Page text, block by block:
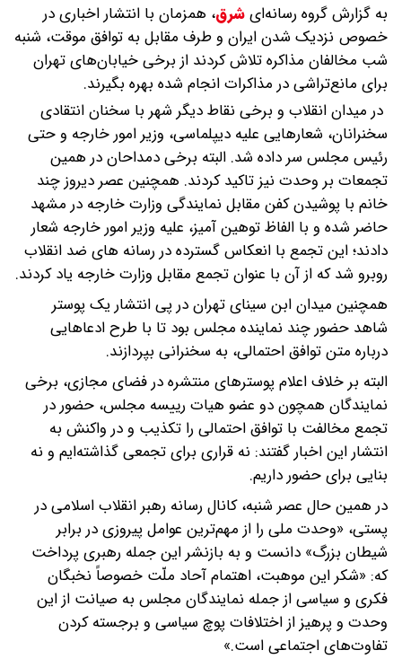
به گزارش گروه رسانه‌ایشرق، همزمان با انتشار اخباری در
خصوص نزدیک شدن ایران و طرف مقابل به توافق موقت، شنبه
شب مخالفان مذاکره تلاش کردند از برخی خیابان‌های تهران
برای مانع‌تراشی در مذاکرات انجام شده بهره بگیرند.
در میدان انقلاب و برخی نقاط دیگر شهر با سخنان انتقادی
سخنرانان، شعارهایی علیه دیپلماسی، وزیر امور خارجه و حتی
رئیس مجلس سر داده شد. البته برخی دمداحان در همین
تجمعات بر وحدت نیز تاکید کردند. همچنین عصر دیروز چند
خانم با پوشیدن کفن مقابل نمایندگی وزارت خارجه در مشهد
حاضر شده و با الفاظ توهین آمیز، علیه وزیر امور خارجه شعار
دادند؛ این تجمع با انعکاس گسترده در رسانه های ضد انقلاب
روبرو شد که از آن با عنوان تجمع مقابل وزارت خارجه یاد کردند.
همچنین میدان ابن سینای تهران در پی انتشار یک پوستر
شاهد حضور چند نماینده مجلس بود تا با طرح ادعاهایی
درباره متن توافق احتمالی، به سخنرانی بپردازند.
البته بر خلاف اعلام پوسترهای منتشره در فضای مجازی، برخی
نمایندگان همچون دو عضو هیات رییسه مجلس، حضور در
تجمع مخالفت با توافق احتمالی را تکذیب و در واکنش به
انتشار این اخبار گفتند: نه قراری برای تجمعی گذاشته‌ایم و نه
بنایی برای حضور داریم.
در همین حال عصر شنبه، کانال رسانه رهبر انقلاب اسلامی در
پستی، «وحدت ملی را از مهم‌ترین عوامل پیروزی در برابر
شیطان بزرگ» دانست و به بازنشر این جمله رهبری پرداخت
که: «شکر این موهبت، اهتمام آحاد ملّت خصوصاً نخبگان
فکری و سیاسی از جمله نمایندگان مجلس به صیانت از این
وحدت و پرهیز از اختلافات پوچ سیاسی و برجسته کردن
تفاوت‌های اجتماعی است.»